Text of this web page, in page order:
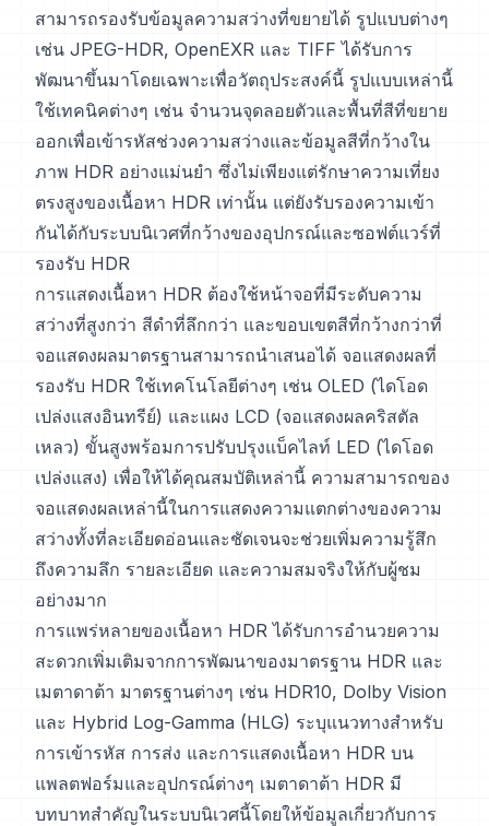
สามารถรองรับข้อมูลความสว่างที่ขยายได้ รูปแบบต่างๆ
เช่น JPEG-HDR, OpenEXR และ TIFF ได้รับการ
พัฒนาขึ้นมาโดยเฉพาะเพื่อวัตถุประสงค์นี้ รูปแบบเหล่านี้
ใช้เทคนิคต่างๆ เช่น จำนวนจุดลอยตัวและพื้นที่สีที่ขยาย
ออกเพื่อเข้ารหัสช่วงความสว่างและข้อมูลสีที่กว้างใน
ภาพ HDR อย่างแม่นยำ ซึ่งไม่เพียงแต่รักษาความเที่ยง
ตรงสูงของเนื้อหา HDR เท่านั้น แต่ยังรับรองความเข้า
กันได้กับระบบนิเวศที่กว้างของอุปกรณ์และซอฟต์แวร์ที่
รองรับ HDR
การแสดงเนื้อหา HDR ต้องใช้หน้าจอที่มีระดับความ
สว่างที่สูงกว่า สีดำที่ลึกกว่า และขอบเขตสีที่กว้างกว่าที่
จอแสดงผลมาตรฐานสามารถนำเสนอได้ จอแสดงผลที่
รองรับ HDR ใช้เทคโนโลยีต่างๆ เช่น OLED (ไดโอด
เปล่งแสงอินทรีย์) และแผง LCD (จอแสดงผลคริสตัล
เหลว) ขั้นสูงพร้อมการปรับปรุงแบ็คไลท์ LED (ไดโอด
เปล่งแสง) เพื่อให้ได้คุณสมบัติเหล่านี้ ความสามารถของ
จอแสดงผลเหล่านี้ในการแสดงความแตกต่างของความ
สว่างทั้งที่ละเอียดอ่อนและชัดเจนจะช่วยเพิ่มความรู้สึก
ถึงความลึก รายละเอียด และความสมจริงให้กับผู้ชม
อย่างมาก
การแพร่หลายของเนื้อหา HDR ได้รับการอำนวยความ
สะดวกเพิ่มเติมจากการพัฒนาของมาตรฐาน HDR และ
เมตาดาต้า มาตรฐานต่างๆ เช่น HDR10, Dolby Vision
และ Hybrid Log-Gamma (HLG) ระบุแนวทางสำหรับ
การเข้ารหัส การส่ง และการแสดงเนื้อหา HDR บน
แพลตฟอร์มและอุปกรณ์ต่างๆ เมตาดาต้า HDR มี
บทบาทสำคัญในระบบนิเวศนี้โดยให้ข้อมูลเกี่ยวกับการ